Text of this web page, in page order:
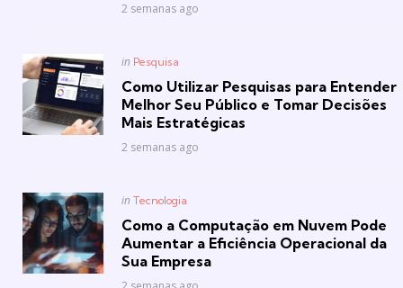
2 semanas ago
Posted
in Pesquisa
Como Utilizar Pesquisas para Entender
Melhor Seu Público e Tomar Decisões
Mais Estratégicas
2 semanas ago
Posted
in Tecnologia
Como a Computação em Nuvem Pode
Aumentar a Eficiência Operacional da
Sua Empresa